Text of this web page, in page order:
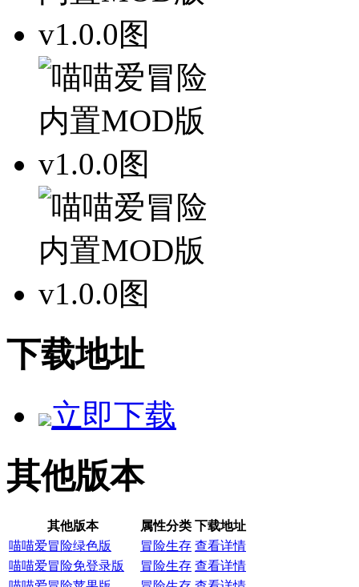
下载地址
立即下载
其他版本
其他版本 属性分类 下载地址
喵喵爱冒险绿色版
冒险生存 查看详情
喵喵爱冒险免登录版
冒险生存 查看详情